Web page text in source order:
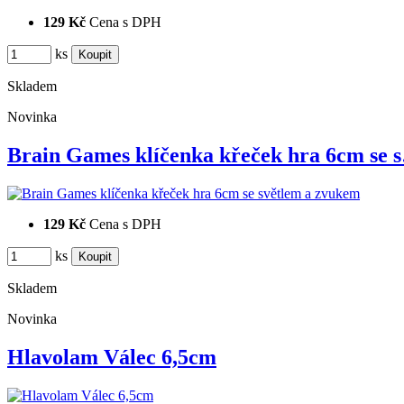
129 Kč Cena s DPH
ks
Skladem
Novinka
Brain Games klíčenka křeček hra 6cm se
129 Kč Cena s DPH
ks
Skladem
Novinka
Hlavolam Válec 6,5cm